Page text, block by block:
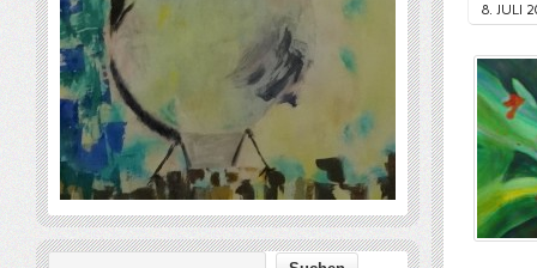
8. JULI